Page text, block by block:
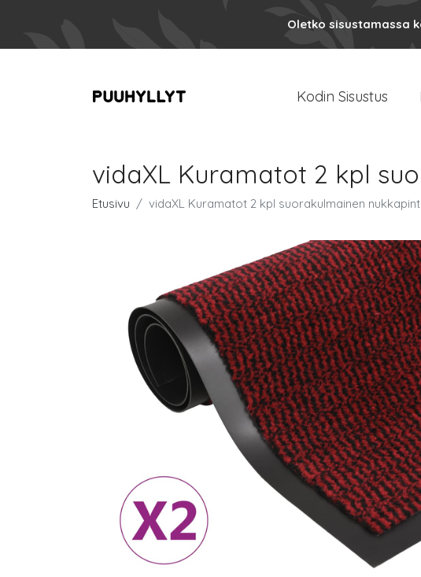
Oletko sisustamassa
Kodin Sisustus
vidaXL Kuramatot 2 kpl
Etusivu vidaXL Kuramatot 2 kpl suorakulmainen